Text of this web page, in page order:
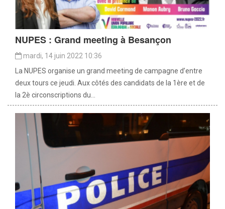
NUPES : Grand meeting à Besançon
mardi, 14 juin 2022 10:36
La NUPES organise un grand meeting de campagne d’entre
deux tours ce jeudi. Aux côtés des candidats de la 1ère et de
la 2è circonscriptions du...